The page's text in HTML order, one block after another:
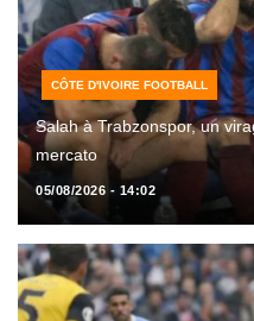
CÔTE D'IVOIRE FOOTBALL
Salah à Trabzonspor, un
mercato
05/08/2026 - 14:02